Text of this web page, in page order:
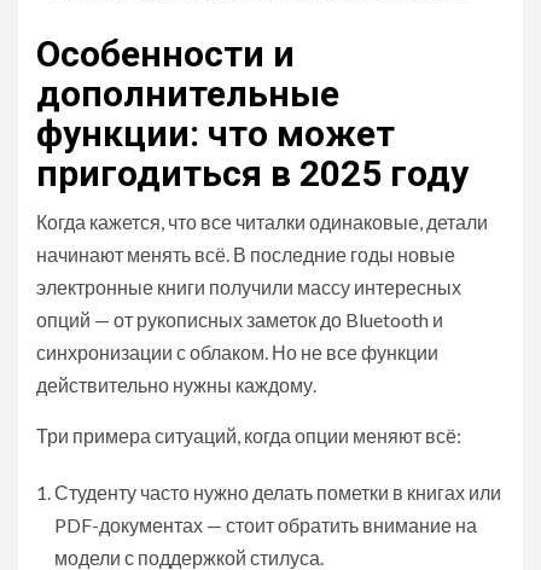
Особенности и
дополнительные
функции: что может
пригодиться в 2025 году
Когда кажется, что все читалки одинаковые, детали
начинают менять всё. В последние годы новые
электронные книги получили массу интересных
опций — от рукописных заметок до Bluetooth и
синхронизации с облаком. Но не все функции
действительно нужны каждому.
Три примера ситуаций, когда опции меняют всё:
Студенту часто нужно делать пометки в книгах или
PDF-документах — стоит обратить внимание на
модели с поддержкой стилуса.